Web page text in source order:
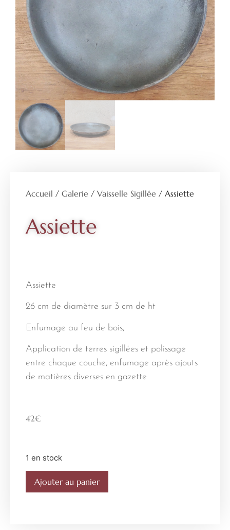
Accueil / Galerie / Vaisselle Sigillée / Assiette
Assiette
Assiette
26 cm de diamètre sur 3 cm de ht
Enfumage au feu de bois,
Application de terres sigillées et polissage
entre chaque couche, enfumage après ajouts
de matières diverses en gazette
42€
1 en stock
Ajouter au panier